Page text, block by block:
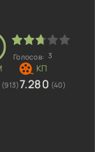
Голосов: 3
(913)7.280 (40)